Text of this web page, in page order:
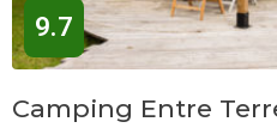
9.7
Camping Entre